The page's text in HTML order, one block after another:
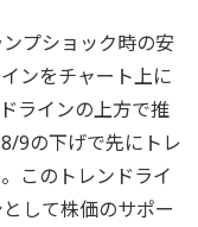
プショック時の安
ンをチャート上に
ラインの上方で推
9の下げで先にトレ
このトレンドライ
して株価のサポー